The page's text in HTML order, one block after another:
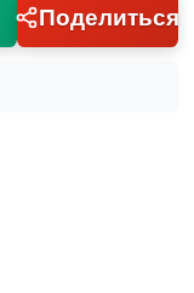
Поделиться